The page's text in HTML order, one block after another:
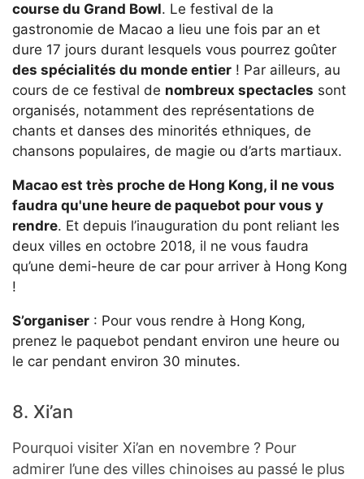
course du Grand Bowl. Le festival de la
gastronomie de Macao a lieu une fois par an et
dure 17 jours durant lesquels vous pourrez goûter
des spécialités du monde entier ! Par ailleurs, au
cours de ce festival de nombreux spectacles sont
organisés, notamment des représentations de
chants et danses des minorités ethniques, de
chansons populaires, de magie ou d’arts martiaux.
Macao est très proche de Hong Kong, il ne vous
faudra qu'une heure de paquebot pour vous y
rendre. Et depuis l’inauguration du pont reliant les
deux villes en octobre 2018, il ne vous faudra
qu’une demi-heure de car pour arriver à Hong Kong
!
S’organiser : Pour vous rendre à Hong Kong,
prenez le paquebot pendant environ une heure ou
le car pendant environ 30 minutes.
8. Xi’an
Pourquoi visiter Xi’an en novembre ? Pour
admirer l’une des villes chinoises au passé le plus